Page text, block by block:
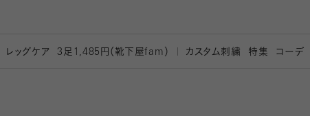
レッグケア 3 足1,485円（靴下屋fam） カスタム刺繍 特集 コーデ